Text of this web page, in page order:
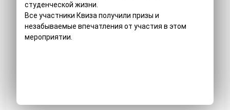
студенческой жизни.
Все участники Квиза получили призы и
незабываемые впечатления от участия в этом
мероприятии.